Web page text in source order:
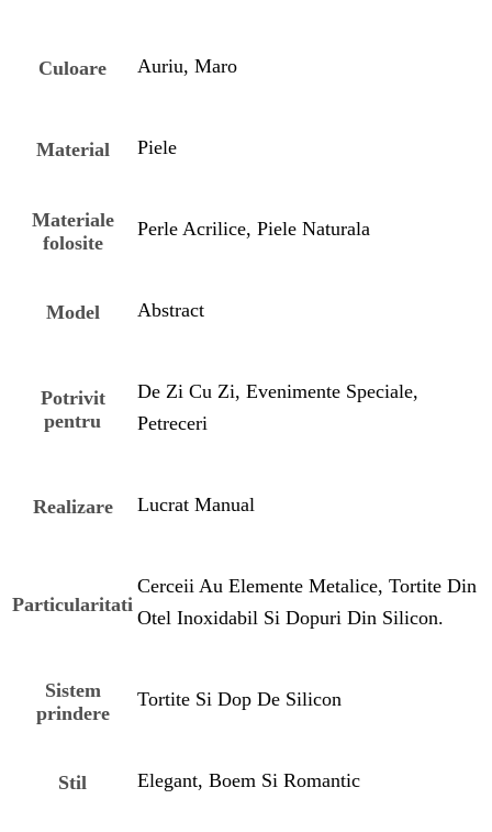
Culoare Auriu, Maro
Material Piele
Materiale
folosite
Perle Acrilice, Piele Naturala
Model Abstract
Potrivit
pentru
De Zi Cu Zi, Evenimente Speciale,
Petreceri
Realizare Lucrat Manual
Particularitati
Cerceii Au Elemente Metalice, Tortite Din
Otel Inoxidabil Si Dopuri Din Silicon.
Sistem
prindere
Tortite Si Dop De Silicon
Stil Elegant, Boem Si Romantic